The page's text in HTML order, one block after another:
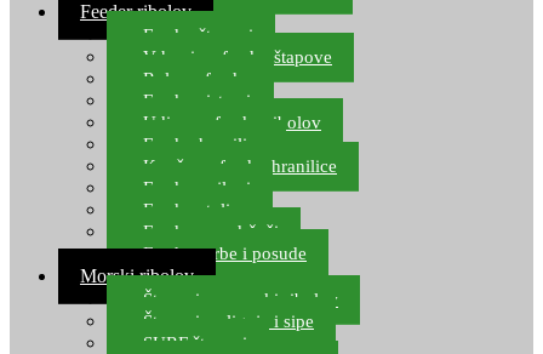
Feeder ribolov
Feeder štapovi
Vrhovi za feeder štapove
Role za feeder
Feeder sistemi
Udice za feeder ribolov
Feeder hranilice
Kopče za feeder hranilice
Feeder najloni
Feeder stolice
Feeder arm držači
Feeder torbe i posude
Morski ribolov
Štapovi za morski ribolov
Štapovi za lignje i sipe
SURF štapovi